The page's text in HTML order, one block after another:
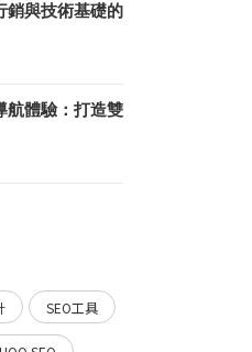
銷與技術基礎的
航體驗：打造雙
SEO工具